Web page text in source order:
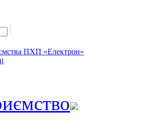
ПХП «Електрон»